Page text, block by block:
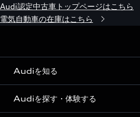
Audi認定中古車トップページはこちら
電気自動車の在庫はこちら
Audiを知る
Audi ブランド
Audiを探す・体験する